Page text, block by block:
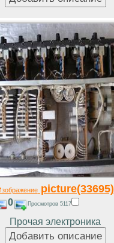
picture(33695)
0 Просмотров 5117
Прочая электроника